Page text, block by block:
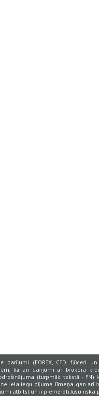
darījumi (FOREX, CFD, fjūceri
kā arī darījumi ar brokera
(turpmāk tekstā -
ieguldījuma līmeņa, gan arī
atbilst un ir piemēroti Jūsu